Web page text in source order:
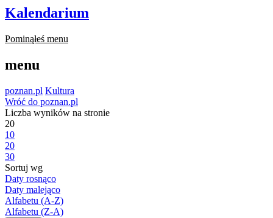
Kalendarium
Pominąłeś menu
menu
poznan.pl Kultura
Wróć do poznan.pl
Liczba wyników na stronie
20
10
20
30
Sortuj wg
Daty rosnąco
Daty malejąco
Alfabetu (A-Z)
Alfabetu (Z-A)